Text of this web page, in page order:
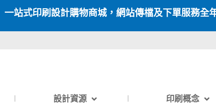
一站式印刷設計購物商城，網站傳檔及下單服務全
設計資源 印刷概念